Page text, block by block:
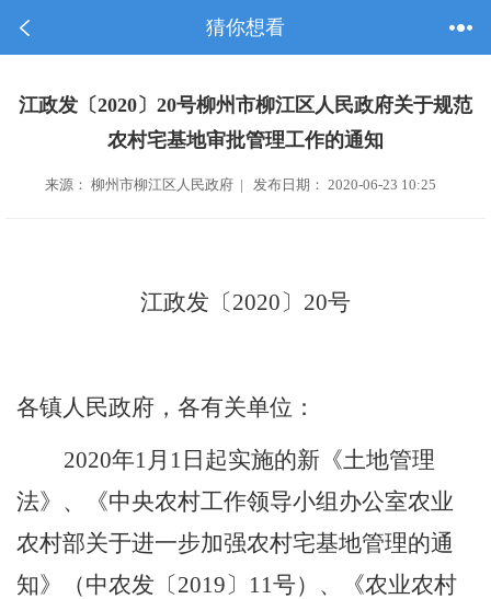
猜你想看
江政发〔2020〕20号柳州市柳江区人民政府关于规范
农村宅基地审批管理工作的通知
来源： 柳州市柳江区人民政府 | 发布日期： 2020-06-23 10:25
江政发〔2020〕20号
各镇人民政府，各有关单位 ：
2020年1月 1 日起实施的新《土地管理
法》、《中央农村工作领导小组办公室农业
农村部关于进一步加强农村宅基地管理的通
知》（中农发〔2019〕 11号）、《农业农村